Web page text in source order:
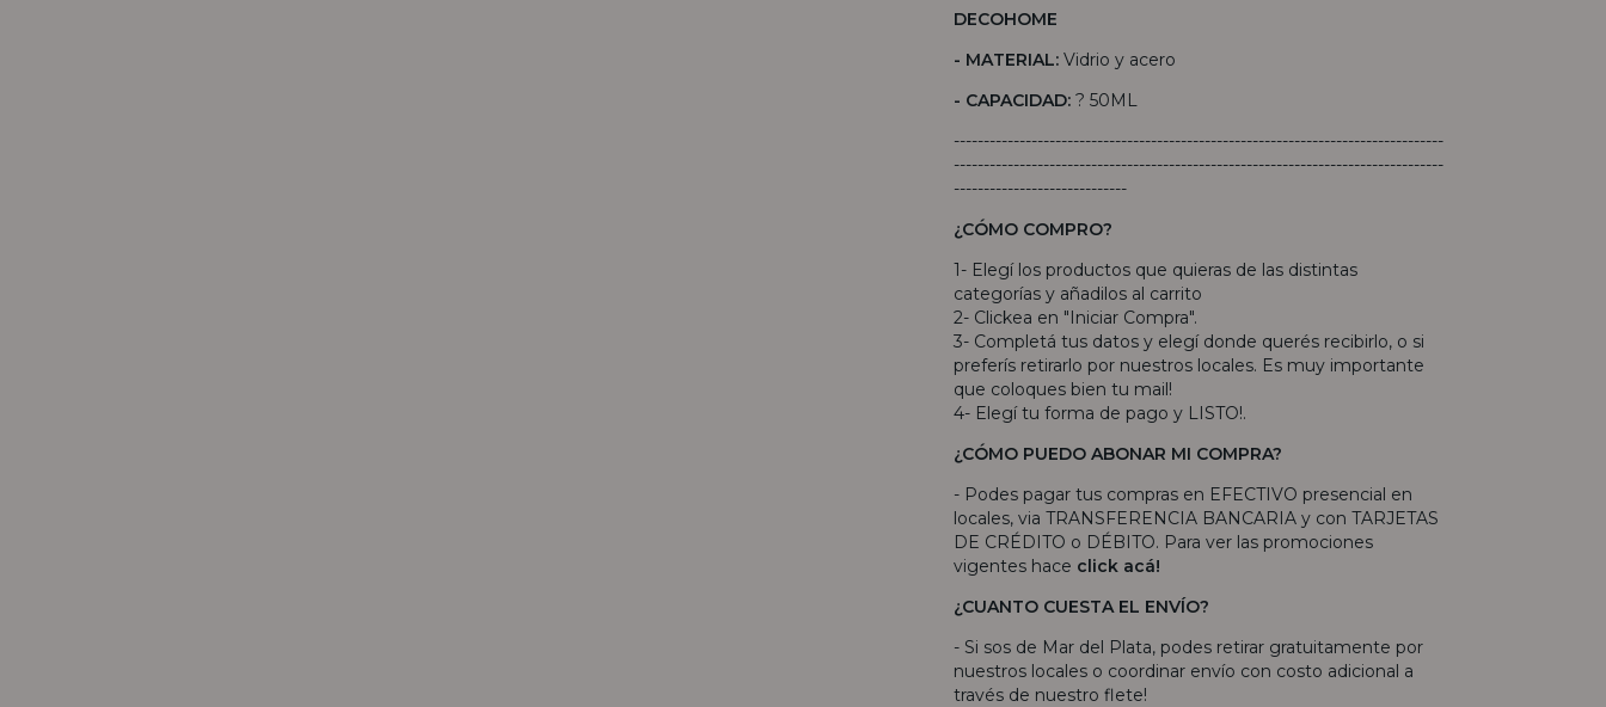
DECOHOME
- MATERIAL: Vidrio y acero
- CAPACIDAD: ? 50ML
----------------------------------------------------------------------------------
----------------------------------------------------------------------------------
-----------------------------
¿CÓMO COMPRO?
1- Elegí los productos que quieras de las distintas
categorías y añadilos al carrito
2- Clickea en "Iniciar Compra".
3- Completá tus datos y elegí donde querés recibirlo, o si
preferís retirarlo por nuestros locales. Es muy importante
que coloques bien tu mail!
4- Elegí tu forma de pago y LISTO!.
¿CÓMO PUEDO ABONAR MI COMPRA?
- Podes pagar tus compras en EFECTIVO presencial en
locales, via TRANSFERENCIA BANCARIA y con TARJETAS
DE CRÉDITO o DÉBITO. Para ver las promociones
vigentes hace click acá!
¿CUANTO CUESTA EL ENVÍO?
- Si sos de Mar del Plata, podes retirar gratuitamente por
nuestros locales o coordinar envío con costo adicional a
través de nuestro flete!